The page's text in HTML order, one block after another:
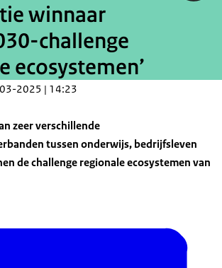
winnaar
challenge
ecosystemen’
2025 | 14:23
zeer verschillende
tussen onderwijs, bedrijfsleven
de challenge regionale ecosystemen van